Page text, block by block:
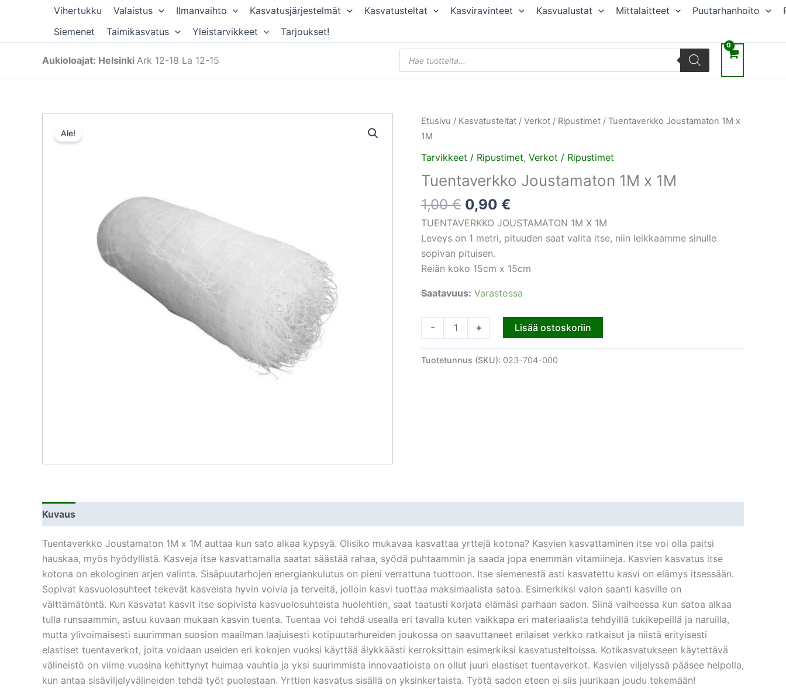
Vihertukku Valaistus Ilmanvaihto Kasvatusjärjestelmät Kasvatusteltat Kasviravinteet Kasvualustat Mittalaitteet Puutarhanhoito
Siemenet
Taimikasvatus Yleistarvikkeet Tarjoukset!
Aukioloajat: Helsinki Ark 12-18 La 12-15
Products
search
Ale!
Etusivu / Kasvatusteltat / Verkot / Ripustimet / Tuentaverkko Joustamaton 1M x
1M
Tarvikkeet / Ripustimet, Verkot / Ripustimet
Tuentaverkko Joustamaton 1M x 1M
1,00€
Alkuperäinen
oli:
1,00 €.
0,90 €
Nykyinen
on:
0,90 €.
TUENTAVERKKO JOUSTAMATON 1M X 1M
Leveys on 1 metri, pituuden saat valita itse, niin leikkaamme sinulle
sopivan pituisen.
Reiän koko 15cm x 15cm
Saatavuus: Varastossa
-
Tuentaverkko
Joustamaton
1M
1M
määrä
+ Lisää ostoskoriin
Tuotetunnus (SKU): 023-704-000
Kuvaus
Tuentaverkko Joustamaton 1M x 1M auttaa kun sato alkaa kypsyä. Olisiko mukavaa kasvattaa yrttejä kotona? Kasvien kasvattaminen itse voi olla paitsi
hauskaa, myös hyödyllistä. Kasveja itse kasvattamalla saatat säästää rahaa, syödä puhtaammin ja saada jopa enemmän vitamiineja. Kasvien kasvatus itse
kotona on ekologinen arjen valinta. Sisäpuutarhojen energiankulutus on pieni verrattuna tuottoon. Itse siemenestä asti kasvatettu kasvi on elämys itsessään.
Sopivat kasvuolosuhteet tekevät kasveista hyvin voivia ja terveitä, jolloin kasvi tuottaa maksimaalista satoa. Esimerkiksi valon saanti kasville on
välttämätöntä. Kun kasvatat kasvit itse sopivista kasvuolosuhteista huolehtien, saat taatusti korjata elämäsi parhaan sadon. Siinä vaiheessa kun satoa alkaa
tulla runsaammin, astuu kuvaan mukaan kasvin tuenta. Tuentaa voi tehdä usealla eri tavalla kuten vaikkapa eri materiaalista tehdyillä tukikepeillä ja naruilla,
mutta ylivoimaisesti suurimman suosion maailman laajuisesti kotipuutarhureiden joukossa on saavuttaneet erilaiset verkko ratkaisut ja niistä erityisesti
elastiset tuentaverkot, joita voidaan useiden eri kokojen vuoksi käyttää älykkäästi kerroksittain esimerkiksi kasvatusteltoissa. Kotikasvatukseen käytettävä
välineistö on viime vuosina kehittynyt huimaa vauhtia ja yksi suurimmista innovaatioista on ollut juuri elastiset tuentaverkot. Kasvien viljelyssä pääsee helpolla,
kun antaa sisäviljelyvälineiden tehdä työt puolestaan. Yrttien kasvatus sisällä on yksinkertaista. Työtä sadon eteen ei siis juurikaan joudu tekemään!